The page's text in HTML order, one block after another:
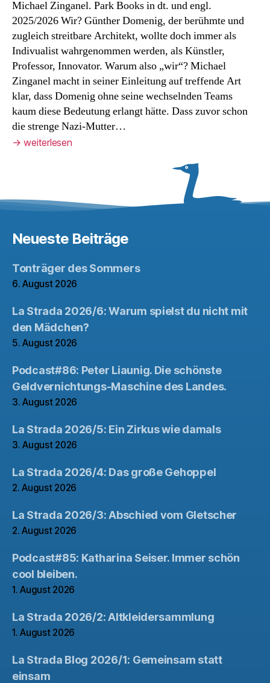
Michael Zinganel. Park Books in dt. und engl.
2025/2026 Wir? Günther Domenig, der berühmte und
zugleich streitbare Architekt, wollte doch immer als
Indivualist wahrgenommen werden, als Künstler,
Professor, Innovator. Warum also „wir“? Michael
Zinganel macht in seiner Einleitung auf treffende Art
klar, dass Domenig ohne seine wechselnden Teams
kaum diese Bedeutung erlangt hätte. Dass zuvor schon
die strenge Nazi-Mutter…
→ weiterlesen
Neueste Beiträge
Tonträger des Sommers
6. August 2026
La Strada 2026/6: Warum spielst du nicht mit
den Mädchen?
5. August 2026
Podcast#86: Peter Liaunig. Die schönste
Geldvernichtungs-Maschine des Landes.
3. August 2026
La Strada 2026/5: Ein Zirkus wie damals
3. August 2026
La Strada 2026/4: Das große Gehoppel
2. August 2026
La Strada 2026/3: Abschied vom Gletscher
2. August 2026
Podcast#85: Katharina Seiser. Immer schön
cool bleiben.
1. August 2026
La Strada 2026/2: Altkleidersammlung
1. August 2026
La Strada Blog 2026/1: Gemeinsam statt
einsam